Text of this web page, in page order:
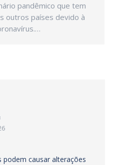
pandêmico que tem
outros países devido à
podem causar alterações